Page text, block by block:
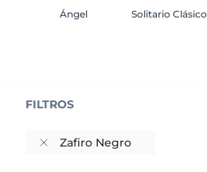
Ángel Solitario Clásico
FILTROS
Zafiro Negro